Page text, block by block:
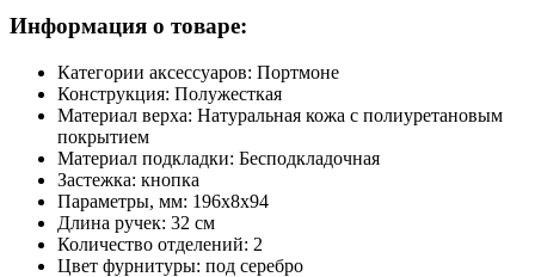
Информация о товаре:
Категории аксессуаров: Портмоне
Конструкция: Полужесткая
Материал верха: Натуральная кожа с полиуретановым
покрытием
Материал подкладки: Бесподкладочная
Застежка: кнопка
Параметры, мм: 196х8х94
Длина ручек: 32 см
Количество отделений: 2
Цвет фурнитуры: под серебро